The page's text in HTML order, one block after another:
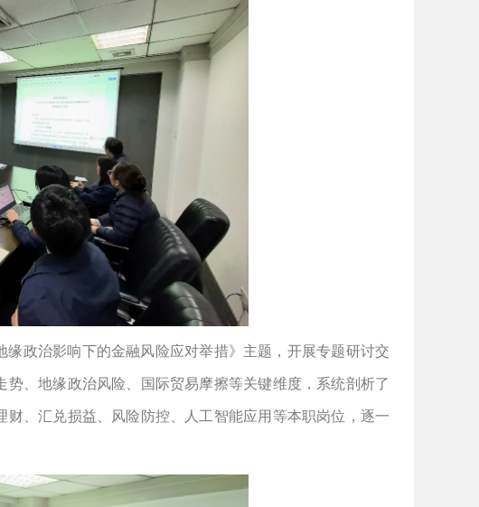
政治影响下的金融风险应对举措》主题，开展专题研讨交
、地缘政治风险、国际贸易摩擦等关键维度，系统剖析了
、汇兑损益、风险防控、人工智能应用等本职岗位，逐一